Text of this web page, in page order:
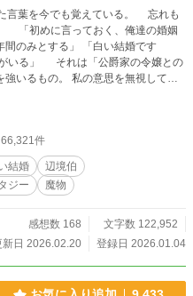
言葉を今でも覚えている。 忘れも
姻
」 「白い結婚です
いるもの。 私の意思を無視して三
に合意を決めた ――それは自由を得
もあった。 ところが、三
告白する。「この三年間で君しか見
てくれ」と。 「セシーリ
かった事にしてくれ」 アロル
、分かっているの？ 「俺には
。 受け
件
結婚
辺境伯
ジー 魔物
感想数 168
文字数 122,952
新日 2026.02.20
登録日 2026.01.04